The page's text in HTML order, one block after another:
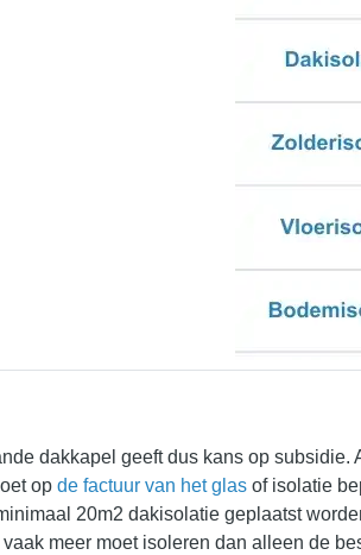
dakkapel geeft dus kans op
op de factuur van het glas of isolatie
20m2 dakisolatie geplaatst
meer moet isoleren dan alleen de